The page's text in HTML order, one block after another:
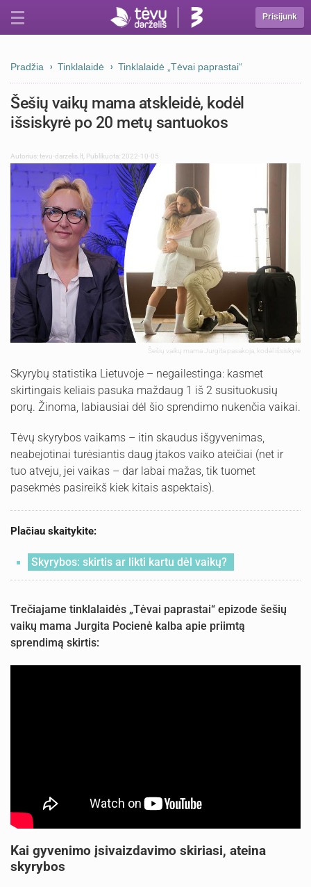
Prisijunk
Pradžia Tinklalaidė Tinklalaidė „Tėvai paprastai“
Šešių vaikų mama atskleidė, kodėl
išsiskyrė po 20 metų santuokos
Autorius:tevu-darzelis.lt Publikuota: 2022-10-05
Šešių vaikų mama Jurgita pasakoja, kodėl išsiskyrė
Skyrybų statistika Lietuvoje – negailestinga: kasmet
skirtingais keliais pasuka maždaug 1 iš 2 susituokusių
porų. Žinoma, labiausiai dėl šio sprendimo nukenčia vaikai.
Tėvų skyrybos vaikams – itin skaudus išgyvenimas,
neabejotinai turėsiantis daug įtakos vaiko ateičiai (net ir
tuo atveju, jei vaikas – dar labai mažas, tik tuomet
pasekmės pasireikš kiek kitais aspektais).
Plačiau skaitykite:
Skyrybos: skirtis ar likti kartu dėl vaikų?
Trečiajame tinklalaidės „Tėvai paprastai“ epizode šešių
vaikų mama Jurgita Pocienė kalba apie priimtą
sprendimą skirtis:
Kai gyvenimo įsivaizdavimo skiriasi, ateina
skyrybos